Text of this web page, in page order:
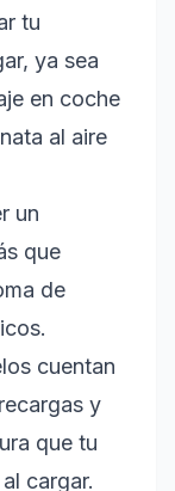
tu
ya sea
en coche
al aire
un
que
de
cuentan
y
que tu
cargar.